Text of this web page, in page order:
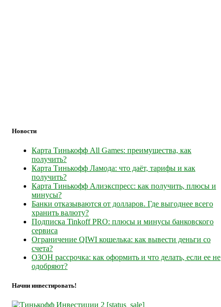
Новости
Карта Тинькофф All Games: преимущества, как
получить?
Карта Тинькофф Ламода: что даёт, тарифы и как
получить?
Карта Тинькофф Алиэкспресс: как получить, плюсы и
минусы?
Банки отказываются от долларов. Где выгоднее всего
хранить валюту?
Подписка Tinkoff PRO: плюсы и минусы банковского
сервиса
Ограничение QIWI кошелька: как вывести деньги со
счета?
ОЗОН рассрочка: как оформить и что делать, если ее не
одобряют?
Начни инвестировать!